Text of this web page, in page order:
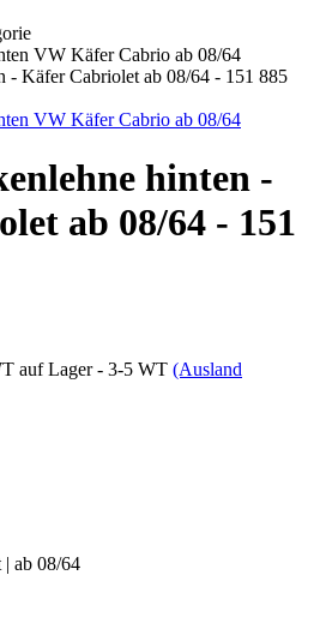
- Käfer Cabriolet ab 08/64 - 151 885
hinten -
ab 08/64 - 151
auf Lager - 3-5 WT (Ausland
ab 08/64